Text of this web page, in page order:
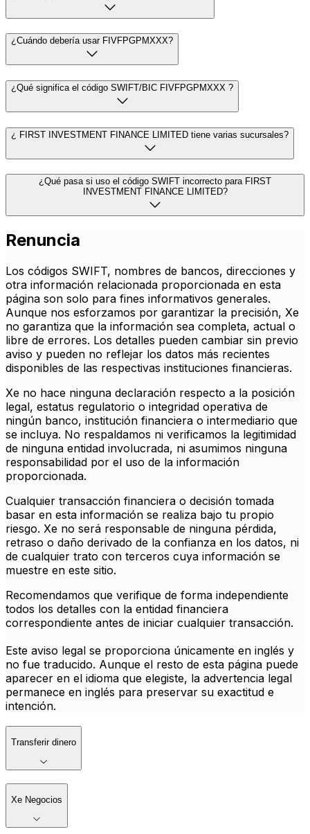
¿Cuándo debería usar FIVFPGPMXXX?
¿Qué significa el código SWIFT/BIC FIVFPGPMXXX ?
¿ FIRST INVESTMENT FINANCE LIMITED tiene varias sucursales?
¿Qué pasa si uso el código SWIFT incorrecto para FIRST
INVESTMENT FINANCE LIMITED?
Renuncia
Los códigos SWIFT, nombres de bancos, direcciones y
otra información relacionada proporcionada en esta
página son solo para fines informativos generales.
Aunque nos esforzamos por garantizar la precisión, Xe
no garantiza que la información sea completa, actual o
libre de errores. Los detalles pueden cambiar sin previo
aviso y pueden no reflejar los datos más recientes
disponibles de las respectivas instituciones financieras.
Xe no hace ninguna declaración respecto a la posición
legal, estatus regulatorio o integridad operativa de
ningún banco, institución financiera o intermediario que
se incluya. No respaldamos ni verificamos la legitimidad
de ninguna entidad involucrada, ni asumimos ninguna
responsabilidad por el uso de la información
proporcionada.
Cualquier transacción financiera o decisión tomada
basar en esta información se realiza bajo tu propio
riesgo. Xe no será responsable de ninguna pérdida,
retraso o daño derivado de la confianza en los datos, ni
de cualquier trato con terceros cuya información se
muestre en este sitio.
Recomendamos que verifique de forma independiente
todos los detalles con la entidad financiera
correspondiente antes de iniciar cualquier transacción.
Este aviso legal se proporciona únicamente en inglés y
no fue traducido. Aunque el resto de esta página puede
aparecer en el idioma que elegiste, la advertencia legal
permanece en inglés para preservar su exactitud e
intención.
Transferir dinero
Xe Negocios